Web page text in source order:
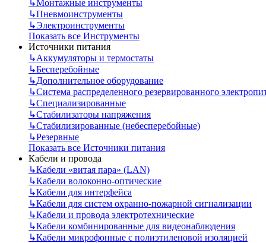
↳Монтажные инструменты
↳Пневмоинструменты
↳Электроинструменты
Показать все Инструменты
Источники питания
↳Аккумуляторы и термостаты
↳Бесперебойные
↳Дополнительное оборудование
↳Система распределенного резервированного
↳Специализированные
↳Стабилизаторы напряжения
↳Стабилизированные (небесперебойные)
↳Резервные
Показать все Источники питания
Кабели и провода
↳Кабели «витая пара» (LAN)
↳Кабели волоконно-оптические
↳Кабели для интерфейса
↳Кабели для систем охранно-пожарной сигнализации
↳Кабели и провода электротехнические
↳Кабели комбинированные для видеонаблюдения
↳Кабели микрофонные с полиэтиленовой изоляцией